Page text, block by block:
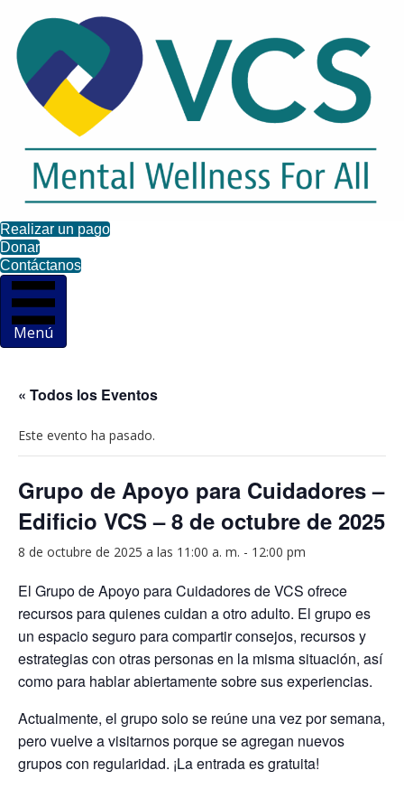
Realizar un pago
Donar
Contáctanos
Menú
« Todos los Eventos
Este evento ha pasado.
Grupo de Apoyo para Cuidadores –
Edificio VCS – 8 de octubre de 2025
8 de octubre de 2025 a las 11:00 a. m. - 12:00 pm
El Grupo de Apoyo para Cuidadores de VCS ofrece
recursos para quienes cuidan a otro adulto. El grupo es
un espacio seguro para compartir consejos, recursos y
estrategias con otras personas en la misma situación, así
como para hablar abiertamente sobre sus experiencias.
Actualmente, el grupo solo se reúne una vez por semana,
pero vuelve a visitarnos porque se agregan nuevos
grupos con regularidad. ¡La entrada es gratuita!